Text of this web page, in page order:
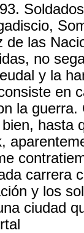
de las
no
y la
en
la guerra.
hasta
carrera
y los
ciudad